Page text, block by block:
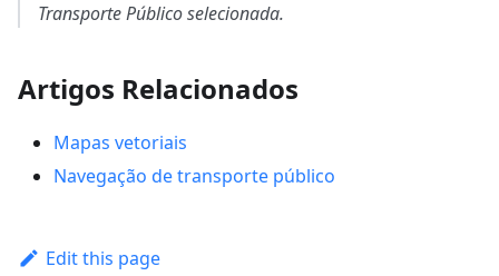
Transporte Público selecionada.
Artigos Relacionados
Mapas vetoriais
Navegação de transporte público
Edit this page